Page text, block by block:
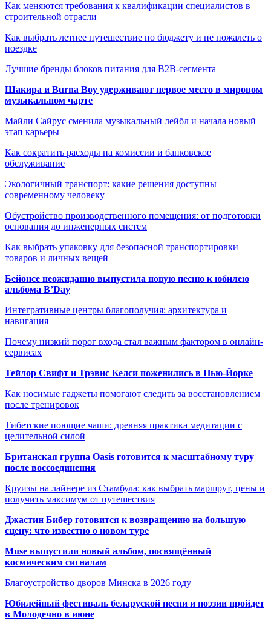
Как меняются требования к квалификации специалистов в
строительной отрасли
Как выбрать летнее путешествие по бюджету и не пожалеть о
поездке
Лучшие бренды блоков питания для B2B-сегмента
Шакира и Burna Boy удерживают первое место в мировом
музыкальном чарте
Майли Сайрус сменила музыкальный лейбл и начала новый
этап карьеры
Как сократить расходы на комиссии и банковское
обслуживание
Экологичный транспорт: какие решения доступны
современному человеку
Обустройство производственного помещения: от подготовки
основания до инженерных систем
Как выбрать упаковку для безопасной транспортировки
товаров и личных вещей
Бейонсе неожиданно выпустила новую песню к юбилею
альбома B’Day
Интегративные центры благополучия: архитектура и
навигация
Почему низкий порог входа стал важным фактором в онлайн-
сервисах
Тейлор Свифт и Трэвис Келси поженились в Нью-Йорке
Как носимые гаджеты помогают следить за восстановлением
после тренировок
Тибетские поющие чаши: древняя практика медитации с
целительной силой
Британская группа Oasis готовится к масштабному туру
после воссоединения
Круизы на лайнере из Стамбула: как выбрать маршрут, цены и
получить максимум от путешествия
Джастин Бибер готовится к возвращению на большую
сцену: что известно о новом туре
Muse выпустили новый альбом, посвящённый
космическим сигналам
Благоустройство дворов Минска в 2026 году
Юбилейный фестиваль беларуской песни и поэзии пройдет
в Молодечно в июне